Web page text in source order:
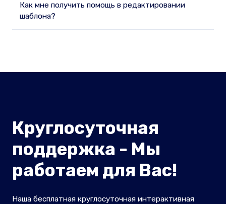
Как мне получить помощь в редактировании
шаблона?
Круглосуточная
поддержка - Мы
работаем для Вас!
Наша бесплатная круглосуточная интерактивная